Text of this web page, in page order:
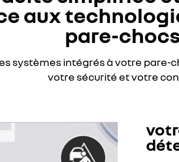
aux
pare-chocs
systèmes intégrés à votre pare-
votre sécurité et votre